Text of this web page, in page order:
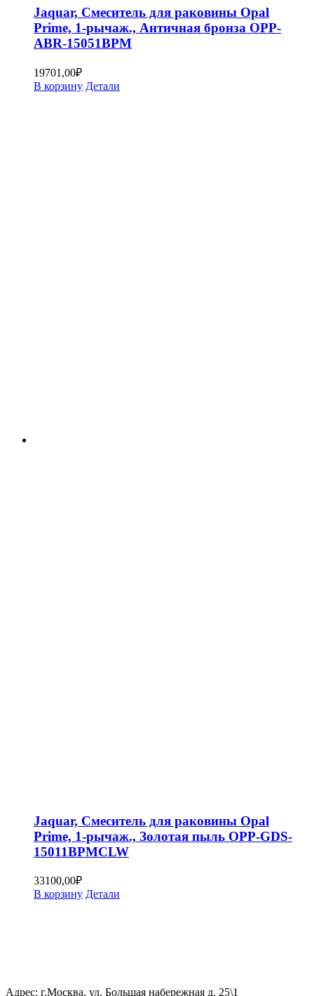
Jaquar, Смеситель для раковины Opal
Prime, 1-рычаж., Античная бронза OPP-
ABR-15051BPM
19701,00₽
В корзину Детали
Jaquar, Смеситель для раковины Opal
Prime, 1-рычаж., Золотая пыль OPP-GDS-
15011BPMCLW
33100,00₽
В корзину Детали
Адрес: г.Москва, ул. Большая набережная д. 25\1